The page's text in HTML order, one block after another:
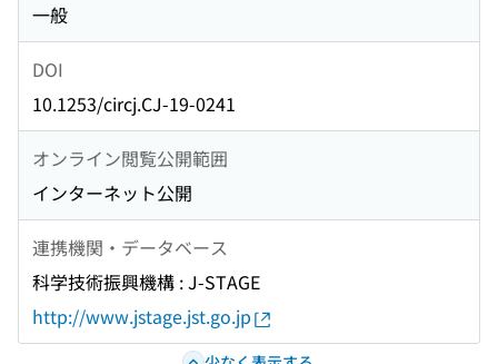
一般
DOI
10.1253/circj.CJ-19-0241
オンライン閲覧公開範囲
インターネット公開
連携機関・データベース
科学技術振興機構 : J-STAGE
http://www.jstage.jst.go.jp